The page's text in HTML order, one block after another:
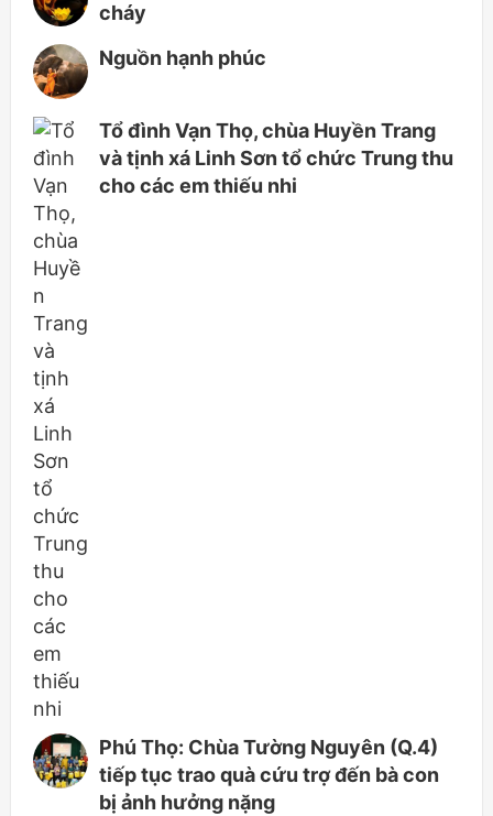
cháy
Nguồn hạnh phúc
Tổ đình Vạn Thọ, chùa Huyền Trang
và tịnh xá Linh Sơn tổ chức Trung thu
cho các em thiếu nhi
Phú Thọ: Chùa Tường Nguyên (Q.4)
tiếp tục trao quà cứu trợ đến bà con
bị ảnh hưởng nặng